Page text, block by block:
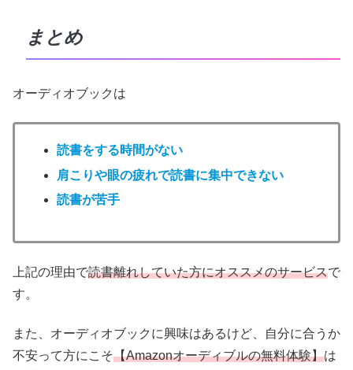
まとめ
オーディオブックは
読書をする時間がない
肩こりや眼の疲れで読書に集中できない
読書が苦手
上記の理由で読書離れしていた方にオススメのサービスで
す。
また、オーディオブックに興味はあるけど、自分に合うか
不安って方にこそ【Amazonオーディブルの無料体験】は